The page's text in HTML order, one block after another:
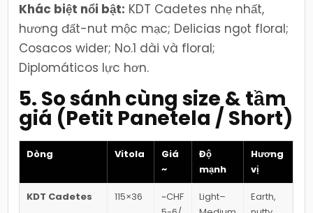
Khác biệt nổi bật: KDT Cadetes nhẹ nhất,
hương đất-nut mộc mạc; Delicias ngọt floral;
Cosacos wider; No.1 dài và floral;
Diplomáticos lực hơn.
5. So sánh cùng size & tầm
giá (Petit Panetela / Short)
Dòng Vitola
Giá
~
Độ
mạnh
Hương
vị
KDT Cadetes 115×36
~CHF
Light–
Earth,